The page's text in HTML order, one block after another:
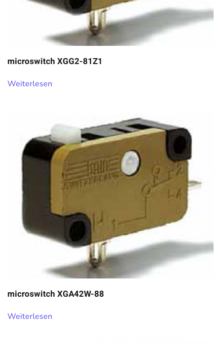
microswitch XGG2-81Z1
Weiterlesen
microswitch XGA42W-88
Weiterlesen